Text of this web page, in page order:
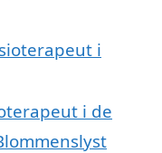
i
i de